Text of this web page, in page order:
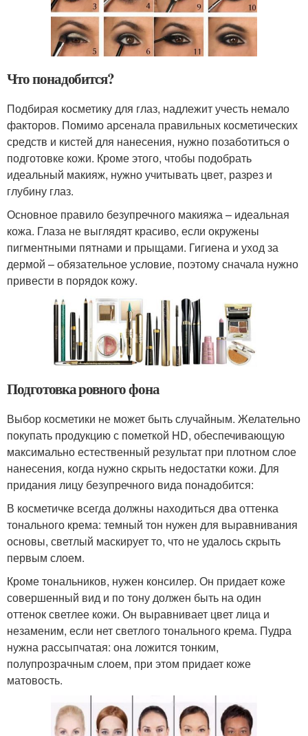
Что понадобится?
Подбирая косметику для глаз, надлежит учесть немало
факторов. Помимо арсенала правильных косметических
средств и кистей для нанесения, нужно позаботиться о
подготовке кожи. Кроме этого, чтобы подобрать
идеальный макияж, нужно учитывать цвет, разрез и
глубину глаз.
Основное правило безупречного макияжа – идеальная
кожа. Глаза не выглядят красиво, если окружены
пигментными пятнами и прыщами. Гигиена и уход за
дермой – обязательное условие, поэтому сначала нужно
привести в порядок кожу.
Подготовка ровного фона
Выбор косметики не может быть случайным. Желательно
покупать продукцию с пометкой HD, обеспечивающую
максимально естественный результат при плотном слое
нанесения, когда нужно скрыть недостатки кожи. Для
придания лицу безупречного вида понадобится:
В косметичке всегда должны находиться два оттенка
тонального крема: темный тон нужен для выравнивания
основы, светлый маскирует то, что не удалось скрыть
первым слоем.
Кроме тональников, нужен консилер. Он придает коже
совершенный вид и по тону должен быть на один
оттенок светлее кожи. Он выравнивает цвет лица и
незаменим, если нет светлого тонального крема. Пудра
нужна рассыпчатая: она ложится тонким,
полупрозрачным слоем, при этом придает коже
матовость.